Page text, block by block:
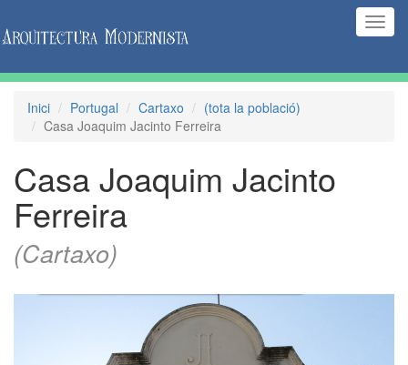
Inici Portugal Cartaxo
(tota la població)
Casa Joaquim Jacinto Ferreira
Casa Joaquim Jacinto
Ferreira
(Cartaxo)